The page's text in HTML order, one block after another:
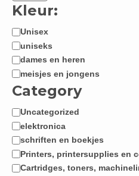
Kleur:
Jongen
/
Meisje:
Unisex
uniseks
dames en heren
meisjes en jongens
Category
Categorie
Uncategorized
elektronica
schriften en boekjes
Printers, printersupplies en
Cartridges, toners,